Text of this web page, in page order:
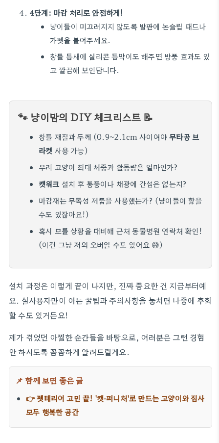
4단계: 마감 처리로 안전하게!
냥이들이 미끄러지지 않도록 발판에 논슬립 패드나
카펫을 붙여주세요.
창틀 틈새에 실리콘 틈막이도 해주면 방풍 효과도 있
고 깔끔해 보인답니다.
🐾 냥이맘의 DIY 체크리스트 📝
창틀 재질과 두께 (0.9~2.1cm 사이여야무타공 브
라켓 사용 가능)
우리 고양이 최대 체중과 활동량은 얼마인가?
캣워크 설치 후 통풍이나 채광에 간섭은 없는지?
마감재는 무독성 제품을 사용했는가? (냥이들이 핥을
수도 있잖아요!)
혹시 모를 상황을 대비해 근처 동물병원 연락처 확인!
(이건 그냥 저의 오버일 수도 있어요 😅)
설치 과정은 이렇게 끝이 나지만, 진짜 중요한 건 지금부터예
요. 실사용자만이 아는 꿀팁과 주의사항을 놓치면 나중에 후회
할 수도 있거든요!
제가 겪었던 아찔한 순간들을 바탕으로, 여러분은 그런 경험
안 하시도록 꼼꼼하게 알려드릴게요.
📌 함께 보면 좋은 글
👉 펫테리어 고민 끝! '캣-퍼니처'로 만드는 고양이와 집사
모두 행복한 공간